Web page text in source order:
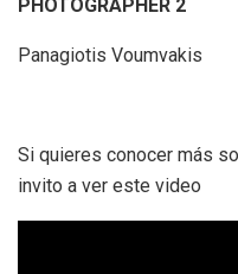
PHOTOGRAPHER 2
Panagiotis Voumvakis
Si quieres conocer más
invito a ver este video